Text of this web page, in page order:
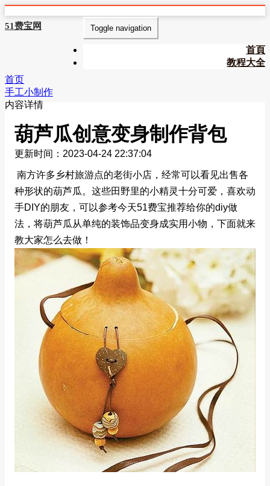
51费宝网 Toggle navigation
首頁
教程大全
首页
手工小制作
内容详情
葫芦瓜创意变身制作背包
更新时间：2023-04-24 22:37:04
南方许多乡村旅游点的老街小店，经常可以看见出售各
种形状的葫芦瓜。这些田野里的小精灵十分可爱，喜欢动
手DIY的朋友，可以参考今天51费宝推荐给你的diy做
法，将葫芦瓜从单纯的装饰品变身成实用小物，下面就来
教大家怎么去做！